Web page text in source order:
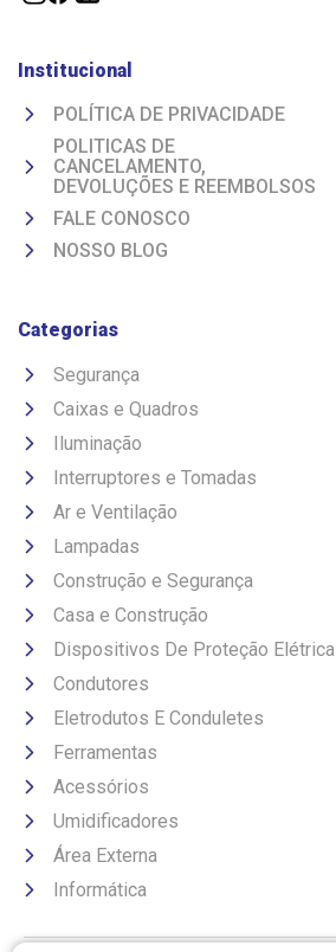
Institucional
POLÍTICA DE PRIVACIDADE
POLITICAS DE
CANCELAMENTO,
DEVOLUÇÕES E REEMBOLSOS
FALE CONOSCO
NOSSO BLOG
Categorias
Segurança
Caixas e Quadros
Iluminação
Interruptores e Tomadas
Ar e Ventilação
Lampadas
Construção e Segurança
Casa e Construção
Dispositivos De Proteção Elétrica
Condutores
Eletrodutos E Conduletes
Ferramentas
Acessórios
Umidificadores
Área Externa
Informática